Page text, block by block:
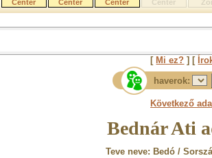
Center
Center
Center
Center
[ Mi ez? ] [
haverok:
Következő
Bednár Ati
Teve neve: Bedó /